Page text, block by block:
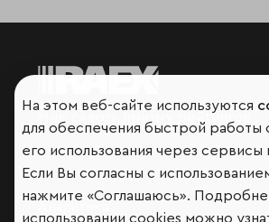
Мир сквозь призму рейтингов
На этом веб-сайте используются
для обеспечения быстрой работы
его использования через сервисы
Если Вы согласны с
нажмите «Соглашаюсь».
использовании cookies можно